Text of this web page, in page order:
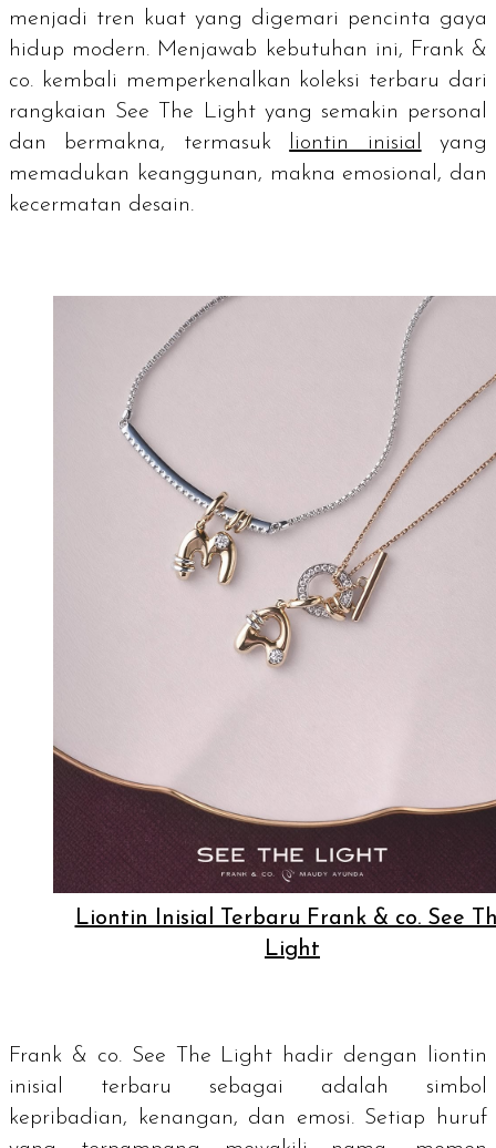
menjadi tren kuat yang digemari pencinta gaya
hidup modern. Menjawab kebutuhan ini, Frank &
co. kembali memperkenalkan koleksi terbaru dari
rangkaian See The Light yang semakin personal
dan bermakna, termasuk
liontin inisial
yang
memadukan keanggunan, makna emosional, dan
kecermatan desain.
Liontin Inisial Terbaru Frank & co. See
Light
Frank & co. See The Light hadir dengan liontin
inisial terbaru sebagai adalah simbol
kepribadian, kenangan, dan emosi. Setiap huruf